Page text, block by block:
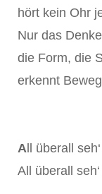
hört kein Ohr
Nur das
die Form, die
erkennt
A ll überall
All überall